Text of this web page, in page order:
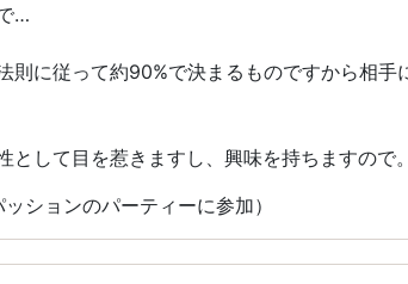
…
則に従って約90%で決まるものですから相手
して目を惹きますし、興味を持ちますので。
ションのパーティーに参加）